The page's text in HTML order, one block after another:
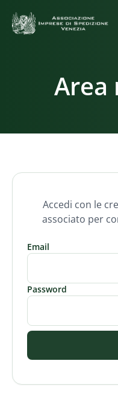
Area
Accedi con le
associato per
Email
Password